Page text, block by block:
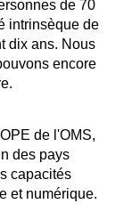
de 70
intrinsèque de
dix ans. Nous
encore
de l'OMS,
des pays
capacités
et numérique.